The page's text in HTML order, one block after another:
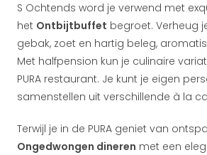
S Ochtends word je verwend met
het Ontbijtbuffet begroet. Verheug
gebak, zoet en hartig beleg,
Met halfpension kun je culinaire
PURA restaurant. Je kunt je eigen
samenstellen uit verschillende à la
Terwijl je in de PURA geniet van
Ongedwongen dineren met een